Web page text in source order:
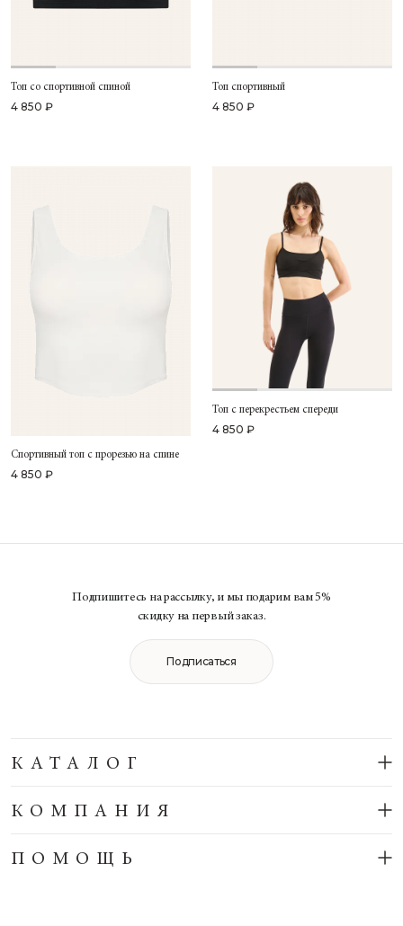
Топ со спортивной спиной
4 850 ₽
Топ спортивный
4 850 ₽
Спортивный топ с прорезью на спине
4 850 ₽
Топ с перекрестьем спереди
4 850 ₽
Подпишитесь на рассылку, и мы подарим вам 5%
скидку на первый заказ.
Подписаться
КАТАЛОГ
КОМПАНИЯ
ПОМОЩЬ